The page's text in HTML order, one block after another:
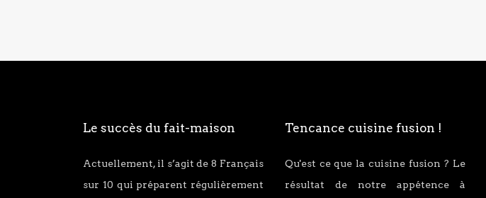
Le succès du fait-maison
Actuellement, il s’agit de 8 Français
sur 10 qui préparent régulièrement
Tencance cuisine fusion !
Qu'est ce que la cuisine fusion ? Le
résultat de notre appétence à